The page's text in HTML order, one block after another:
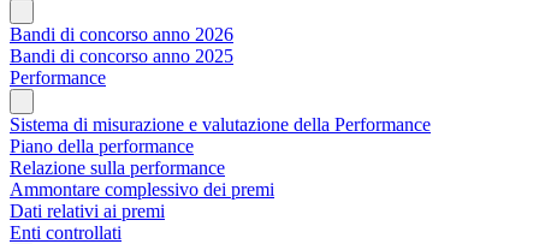
Bandi di concorso anno 2026
Bandi di concorso anno 2025
Performance
Sistema di misurazione e valutazione della Performance
Piano della performance
Relazione sulla performance
Ammontare complessivo dei premi
Dati relativi ai premi
Enti controllati